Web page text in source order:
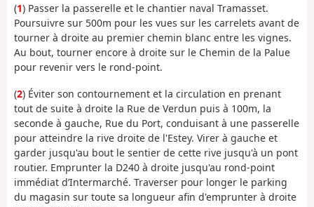
(1) Passer la passerelle et le chantier naval Tramasset.
Poursuivre sur 500m pour les vues sur les carrelets avant de
tourner à droite au premier chemin blanc entre les vignes.
Au bout, tourner encore à droite sur le Chemin de la Palue
pour revenir vers le rond-point.
(2) Éviter son contournement et la circulation en prenant
tout de suite à droite la Rue de Verdun puis à 100m, la
seconde à gauche, Rue du Port, conduisant à une passerelle
pour atteindre la rive droite de l'Estey. Virer à gauche et
garder jusqu'au bout le sentier de cette rive jusqu'à un pont
routier. Emprunter la D240 à droite jusqu'au rond-point
immédiat d’Intermarché. Traverser pour longer le parking
du magasin sur toute sa longueur afin d'emprunter à droite